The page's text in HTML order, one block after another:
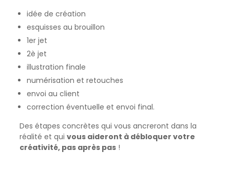
idée de création
esquisses au brouillon
1er jet
2è jet
illustration finale
numérisation et retouches
envoi au client
correction éventuelle et envoi final.
Des étapes concrètes qui vous ancreront dans la
réalité et qui vous aideront à débloquer votre
créativité, pas après pas!